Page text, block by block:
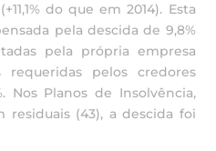
do que em 2014). Esta
pela descida de 9,8%
pela própria empresa
requeridas pelos credores
Nos Planos de Insolvência,
(43), a descida foi